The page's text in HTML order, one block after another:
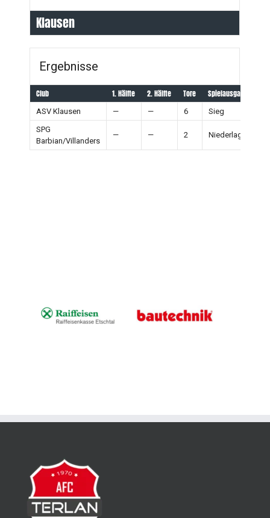
Klausen
Ergebnisse
Club 1. Hälfte 2. Hälfte Tore Spielausgang
ASV Klausen — — 6
Sieg
SPG
Barbian/Villanders
— — 2 Niederlage